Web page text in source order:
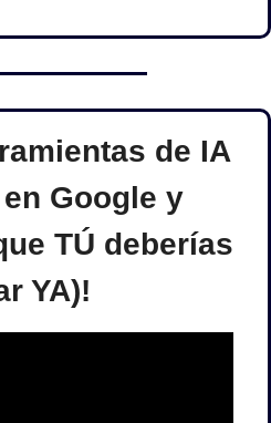
de IA
Google y
TÚ deberías
YA)!